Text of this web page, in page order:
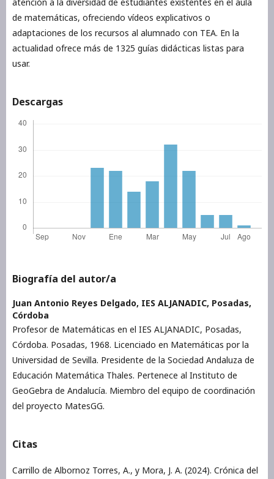
de matemáticas, ofreciendo vídeos explicativos o
adaptaciones de los recursos al alumnado con TEA. En la
actualidad ofrece más de 1325 guías didácticas listas para
usar.
Descargas
Biografía del autor/a
Juan Antonio Reyes Delgado, IES ALJANADIC, Posadas,
Córdoba
Profesor de Matemáticas en el IES ALJANADIC, Posadas,
Córdoba. Posadas, 1968. Licenciado en Matemáticas por la
Universidad de Sevilla. Presidente de la Sociedad Andaluza de
Educación Matemática Thales. Pertenece al Instituto de
GeoGebra de Andalucía. Miembro del equipo de coordinación
del proyecto MatesGG.
Citas
Carrillo de Albornoz Torres, A., y Mora, J. A. (2024). Crónica del